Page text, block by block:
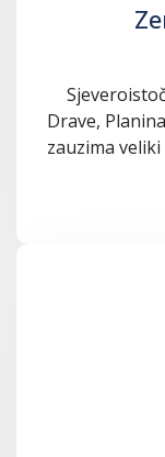
Drave,
zauzima